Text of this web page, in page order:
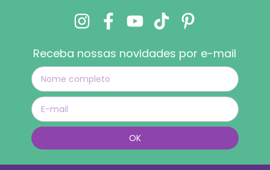
Receba nossas novidades por e-mail